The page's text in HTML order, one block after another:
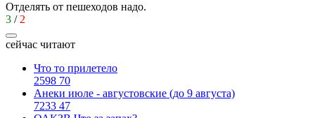
Отделять от пешеходов надо.
3 / 2
сейчас читают
Что то прилетело
2598 70
Анеки июле - августовские (до 9 августа)
7233 47